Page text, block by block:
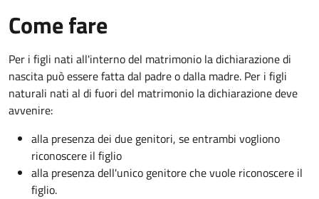
Come fare
Per i figli nati all'interno del matrimonio la dichiarazione di
nascita può essere fatta dal padre o dalla madre. Per i figli
naturali nati al di fuori del matrimonio la dichiarazione deve
avvenire:
alla presenza dei due genitori, se entrambi vogliono
riconoscere il figlio
alla presenza dell'unico genitore che vuole riconoscere il
figlio.